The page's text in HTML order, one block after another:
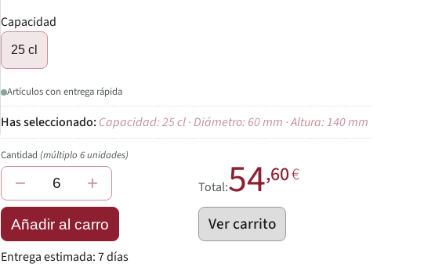
Capacidad
25 cl
Artículos con entrega rápida
Capacidad: 25 cl · Diámetro: 60 mm · Altura: 140 mm
Cantidad(múltiplo 6 unidades)
− +
Añadir al carro
Total:54,60€
Ver carrito
Entrega estimada:7 días